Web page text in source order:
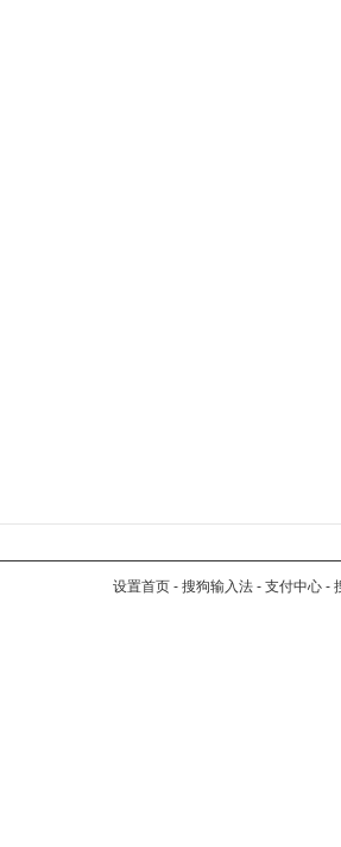
设置首页 - 搜狗输入法 - 支付中心 -